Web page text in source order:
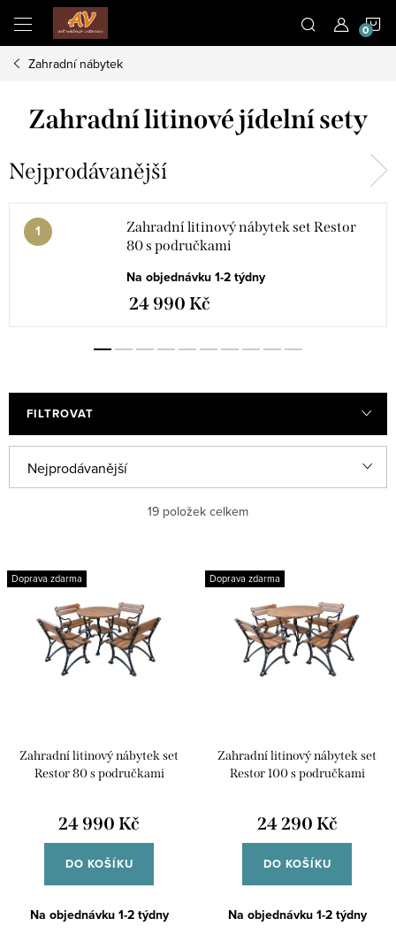
obsah
Zahradní nábytek
Zahradní litinové jídelní sety
Nejprodávanější
Zahradní litinový nábytek set Restor
80 s područkami
Na objednávku 1-2 týdny
24 990 Kč
FILTROVAT
a
n
u
Nejprodávanější
Abecedně
19 položek celkem
V
ý
o
Doprava zdarma
Zahradní litinový nábytek set
Restor 80 s područkami
24 990 Kč
DO KOŠÍKU
Na objednávku 1-2 týdny
Doprava zdarma
Zahradní litinový nábytek set
Restor 100 s područkami
24 290 Kč
DO KOŠÍKU
Na objednávku 1-2 týdny